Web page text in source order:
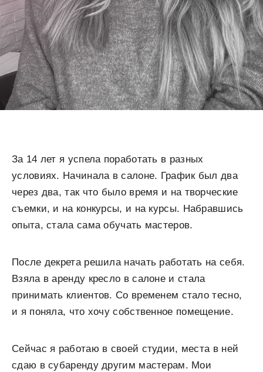
За 14 лет я успела поработать в разных
условиях. Начинала в салоне. График был два
через два, так что было время и на творческие
съемки, и на конкурсы, и на курсы. Набравшись
опыта, стала сама обучать мастеров.
После декрета решила начать работать на себя.
Взяла в аренду кресло в салоне и стала
принимать клиентов. Со временем стало тесно,
и я поняла, что хочу собственное помещение.
Сейчас я работаю в своей студии, места в ней
сдаю в субаренду другим мастерам. Мои